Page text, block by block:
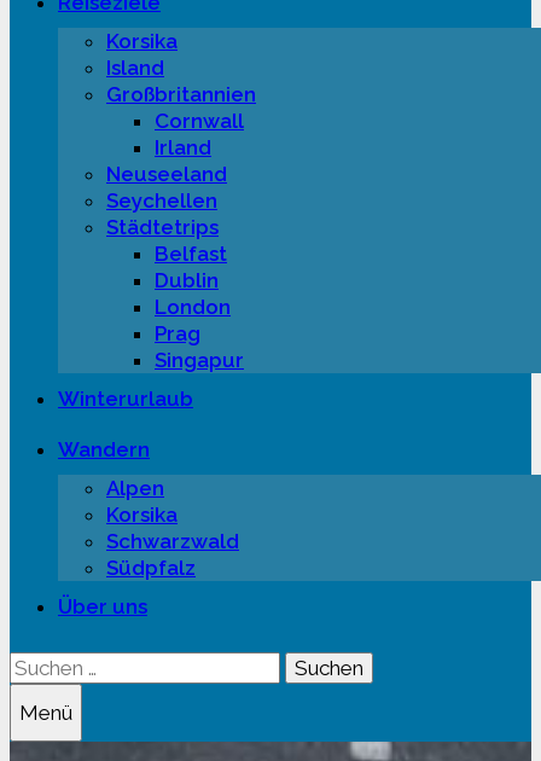
Korsika
Island
Großbritannien
Cornwall
Irland
Neuseeland
Seychellen
Städtetrips
Belfast
Dublin
London
Prag
Singapur
Winterurlaub
Wandern
Alpen
Korsika
Schwarzwald
Südpfalz
Über uns
Suchen
nach:
Menü